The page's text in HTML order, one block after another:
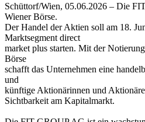
Schüttorf/Wien, 05.06.2026 – Die
Wiener Börse.
Der Handel der Aktien soll am 18.
Marktsegment direct
market plus starten. Mit der
Börse
schafft das Unternehmen eine
und
künftige Aktionärinnen und
Sichtbarkeit am Kapitalmarkt.